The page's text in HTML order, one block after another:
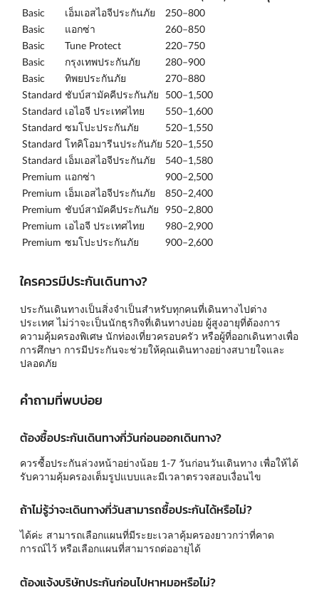
Basic
เอ็มเอสไอจีประกันภัย
250–800
Basic
แอกซ่า
260–850
Basic
Tune Protect
220–750
Basic
กรุงเทพประกันภัย
280–900
Basic
ทิพยประกันภัย
270–880
Standard ชับบ์สามัคคีประกันภัย
500–1,500
Standard เอไอจี ประเทศไทย
550–1,600
Standard ซมโปะประกันภัย
520–1,550
Standard โทคิโอมารีนประกันภัย 520–1,550
Standard เอ็มเอสไอจีประกันภัย
540–1,580
Premium แอกซ่า
900–2,500
Premium เอ็มเอสไอจีประกันภัย
850–2,400
Premium ชับบ์สามัคคีประกันภัย 950–2,800
Premium เอไอจี ประเทศไทย
980–2,900
Premium ซมโปะประกันภัย 900–2,600
ใครควรมีประกันเดินทาง?
ประกันเดินทางเป็นสิ่งจำเป็นสำหรับทุกคนที่เดินทางไปต่าง
ประเทศ ไม่ว่าจะเป็นนักธุรกิจที่เดินทางบ่อย ผู้สูงอายุที่ต้องการ
ความคุ้มครองพิเศษ นักท่องเที่ยวครอบครัว หรือผู้ที่ออกเดินทางเพื่อ
การศึกษา การมีประกันจะช่วยให้คุณเดินทางอย่างสบายใจและ
ปลอดภัย
คำถามที่พบบ่อย
ต้องซื้อประกันเดินทางกี่วันก่อนออกเดินทาง?
ควรซื้อประกันล่วงหน้าอย่างน้อย 1-7 วันก่อนวันเดินทาง เพื่อให้ได้
รับความคุ้มครองเต็มรูปแบบและมีเวลาตรวจสอบเงื่อนไข
ถ้าไม่รู้ว่าจะเดินทางกี่วันสามารถซื้อประกันได้หรือไม่?
ได้ค่ะ สามารถเลือกแผนที่มีระยะเวลาคุ้มครองยาวกว่าที่คาด
การณ์ไว้ หรือเลือกแผนที่สามารถต่ออายุได้
ต้องแจ้งบริษัทประกันก่อนไปหาหมอหรือไม่?